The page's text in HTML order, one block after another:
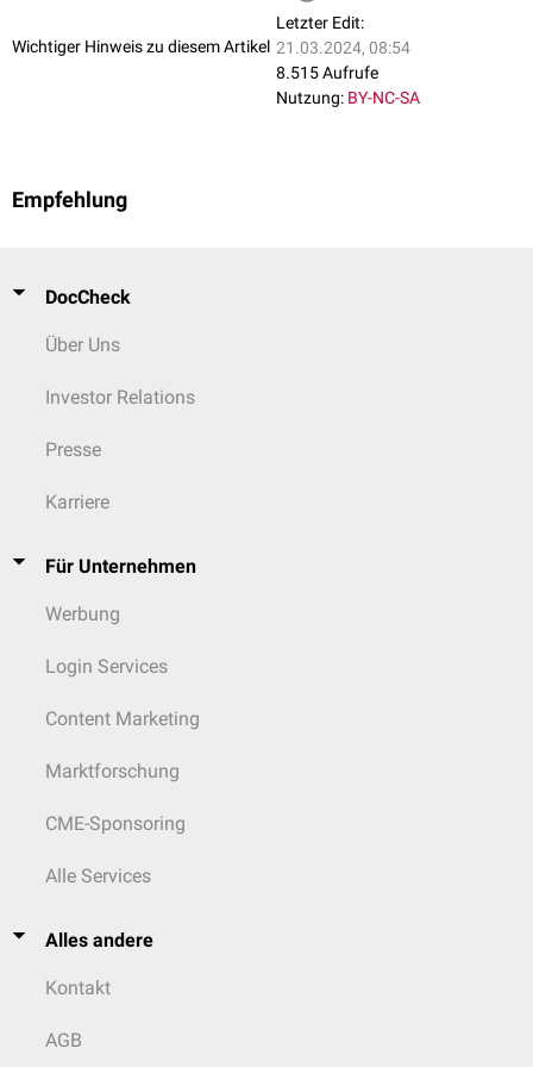
Wichtiger Hinweis zu diesem Artikel
Letzter Edit:
21.03.2024, 08:54
8.515 Aufrufe
Nutzung: BY-NC-SA
Empfehlung
DocCheck
Über Uns
Investor Relations
Presse
Karriere
Für Unternehmen
Werbung
Login Services
Content Marketing
Marktforschung
CME-Sponsoring
Alle Services
Alles andere
Kontakt
AGB